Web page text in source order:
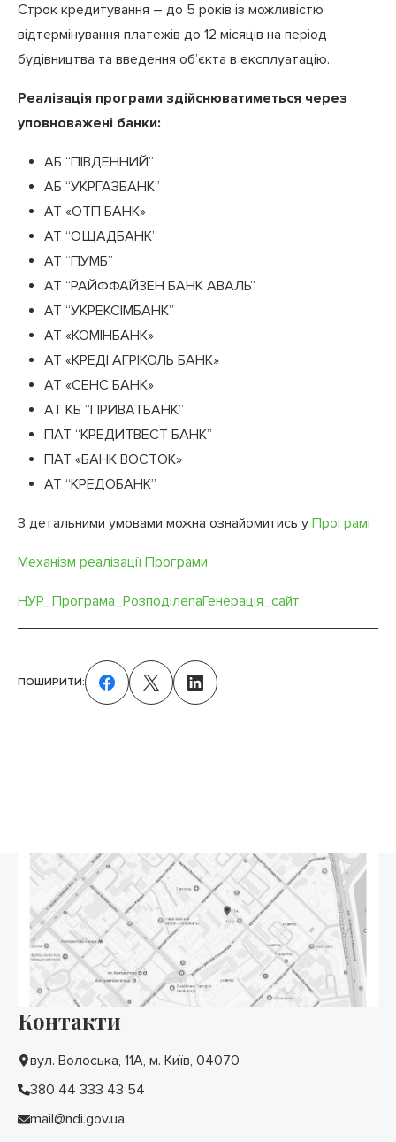
Строк кредитування – до 5 років із можливістю
відтермінування платежів до 12 місяців на період
будівництва та введення об’єкта в експлуатацію.
Реалізація програми здійснюватиметься через
уповноважені банки:
АБ “ПІВДЕННИЙ”
АБ “УКРГАЗБАНК”
АТ «ОТП БАНК»
АТ “ОЩАДБАНК”
АТ “ПУМБ”
АТ “РАЙФФАЙЗЕН БАНК АВАЛЬ”
АТ “УКРЕКСІМБАНК”
АТ «КОМІНБАНК»
АТ «КРЕДІ АГРІКОЛЬ БАНК»
АТ «СЕНС БАНК»
АТ КБ “ПРИВАТБАНК”
ПАТ “КРЕДИТВЕСТ БАНК”
ПАТ «БАНК ВОСТОК»
АТ “КРЕДОБАНК”
З детальними умовами можна ознайомитись у Програмі
Механізм реалізації Програми
НУР_Програма_РозподілenaГенерація_сайт
ПОШИРИТИ:
Контакти
вул. Волоська, 11А, м. Київ, 04070
380 44 333 43 54
mail@ndi.gov.ua